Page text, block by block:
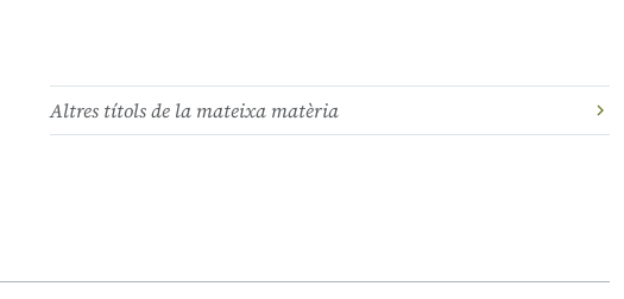
Altres títols de la mateixa matèria